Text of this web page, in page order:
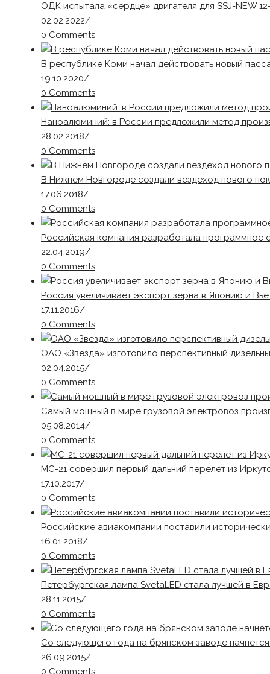
ОДК испытала «сердце» двигателя для SSJ-NEW
02.02.2022/
0 Comments
В республике Коми начал действовать новый
19.10.2020/
0 Comments
Наноалюминий: в России предложили метод
28.02.2018/
0 Comments
В Нижнем Новгороде создали вездеход нового
17.06.2018/
0 Comments
Российская компания разработала
22.04.2019/
0 Comments
Россия увеличивает экспорт зерна в Японию и
17.11.2016/
0 Comments
ОАО «Звезда» изготовило перспективный
02.04.2015/
0 Comments
Самый мощный в мире грузовой электровоз
05.08.2014/
0 Comments
МС-21 совершил первый дальний перелет из
17.10.2017/
0 Comments
Российские авиакомпании поставили
16.01.2018/
0 Comments
Петербургская лампа SvetaLED стала лучшей в
28.11.2015/
0 Comments
Со следующего года на брянском заводе
26.09.2015/
0 Comments